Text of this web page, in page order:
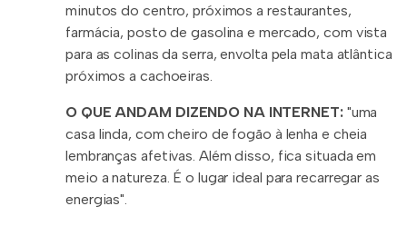
minutos do centro, próximos a restaurantes,
farmácia, posto de gasolina e mercado, com vista
para as colinas da serra, envolta pela mata atlântica
próximos a cachoeiras.
O QUE ANDAM DIZENDO NA INTERNET:"uma
casa linda, com cheiro de fogão à lenha e cheia
lembranças afetivas. Além disso, fica situada em
meio a natureza. É o lugar ideal para recarregar as
energias".